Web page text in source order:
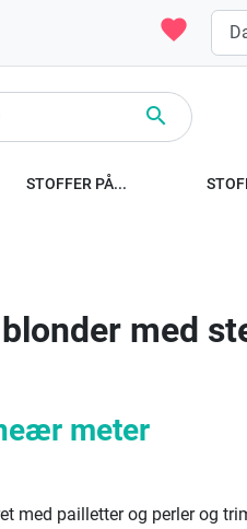
favorite

STOFFER PÅ...
med
meter
med pailletter og perler og